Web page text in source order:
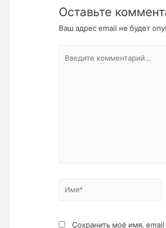
Оставьте
Ваш адрес email не будет
комментарий...
Имя*
Сохранить моё имя,